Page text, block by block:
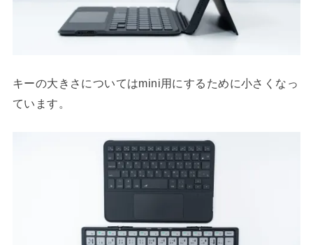
キーの大きさについてはmini用にするために小さくなっ
ています。